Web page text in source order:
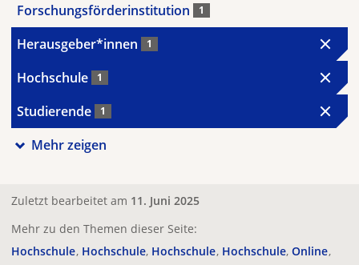
Forschungsförderinstitution 1
Herausgeber*innen 1
Hochschule 1
Studierende 1
Mehr zeigen
Zuletzt bearbeitet am 11. Juni 2025
Mehr zu den Themen dieser Seite:
Hochschule Hochschule Hochschule Hochschule Online